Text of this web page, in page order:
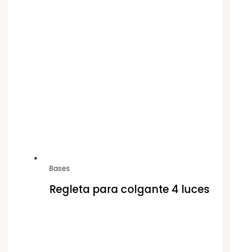
Bases
Regleta para colgante 4 luces